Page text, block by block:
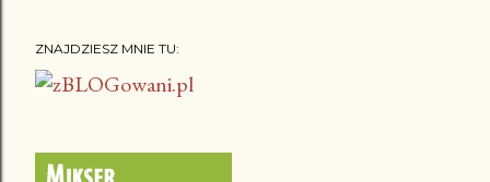
ZNAJDZIESZ MNIE TU: